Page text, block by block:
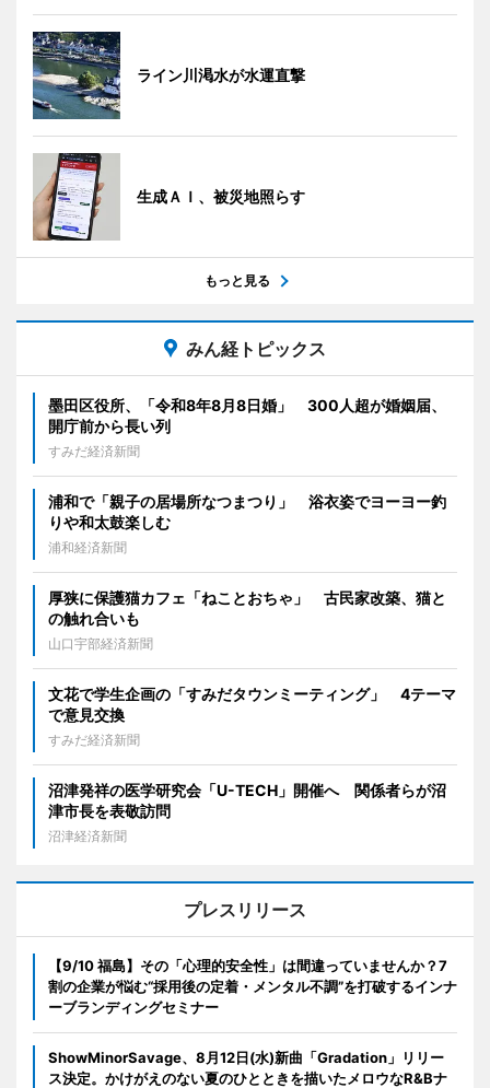
ライン川渇水が水運直撃
生成ＡＩ、被災地照らす
もっと見る
みん経トピックス
墨田区役所、「令和8年8月8日婚」 300人超が婚姻届、
開庁前から長い列
すみだ経済新聞
浦和で「親子の居場所なつまつり」 浴衣姿でヨーヨー釣
りや和太鼓楽しむ
浦和経済新聞
厚狭に保護猫カフェ「ねことおちゃ」 古民家改築、猫と
の触れ合いも
山口宇部経済新聞
文花で学生企画の「すみだタウンミーティング」 4テーマ
で意見交換
すみだ経済新聞
沼津発祥の医学研究会「U-TECH」開催へ 関係者らが沼
津市長を表敬訪問
沼津経済新聞
プレスリリース
【9/10 福島】その「心理的安全性」は間違っていませんか？7
割の企業が悩む“採用後の定着・メンタル不調”を打破するインナ
ーブランディングセミナー
ShowMinorSavage、8月12日(水)新曲「Gradation」リリー
ス決定。かけがえのない夏のひとときを描いたメロウなR&Bナ